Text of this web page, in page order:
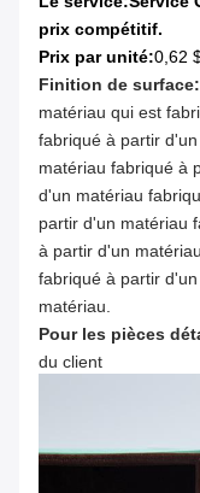
prix compétitif.
Prix par unité:0,62
Finition de surface:
matériau qui est
fabriqué à partir
matériau fabriqué à
d'un matériau
partir d'un matériau
à partir d'un
fabriqué à partir
matériau.
Pour les pièces
du client